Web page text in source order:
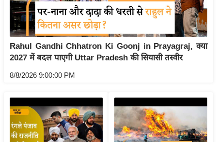
ज
ग
त
वि
शे
ष
रा
य
ब
ज
Rahul Gandhi Chhatron Ki Goonj in Prayagraj, क्या
2027 में बदल पाएगी Uttar Pradesh की सियासी तस्वीर
8/8/2026 9:00:00 PM